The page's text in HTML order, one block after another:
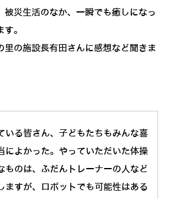
被災生活のなか、一瞬でも癒しになっ
。
里の施設長有田さんに感想など聞きま
いる皆さん、子どもたちもみんな喜
によかった。やっていただいた体操
ものは、ふだんトレーナーの人など
ますが、ロボットでも可能性はある